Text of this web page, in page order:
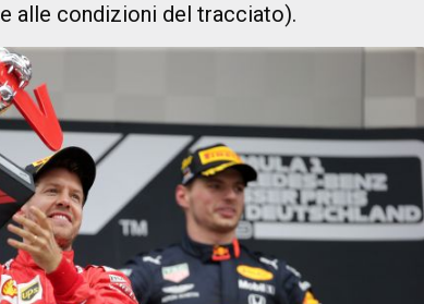
alle condizioni del tracciato).